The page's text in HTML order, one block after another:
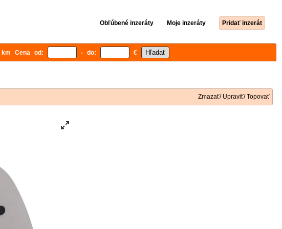
Obľúbené inzeráty Moje inzeráty Pridať inzerát
km Cena od: - do: €
Zmazať/ Upraviť/ Topovať